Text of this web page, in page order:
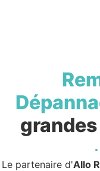
Le partenaire d'Allo